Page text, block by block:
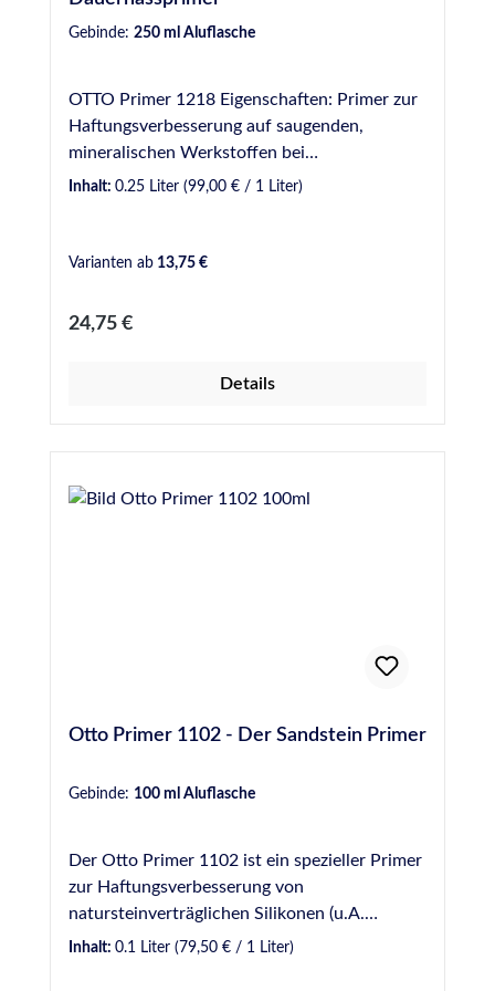
Gebinde: 250 ml Aluflasche
OTTO Primer 1218 Eigenschaften: Primer zur
Haftungsverbesserung auf saugenden,
mineralischen Werkstoffen bei
Dauernassbelastung. Ablüftezeit mindestens
Sicherheitsdatenblatt. Anwendungsgebiete:
mineralischen Werkstoffen (z. B. Beton,
Mörtel, Fugenmörtel) und Keramik. Für das
auf unglasierten keramischen Untergründen.
Inhalt: 0.25 Liter (99,00 € / 1 Liter)
Varianten ab 13,75 €
Regulärer Preis:
24,75 €
Details
Otto Primer 1102 - Der Sandstein Primer
Gebinde: 100 ml Aluflasche
Der Otto Primer 1102 ist ein spezieller Primer
zur Haftungsverbesserung von
natursteinverträglichen Silikonen (u.A.
Ottoseal S 70, Ottoseal S 117, Ottoseal S 130
Inhalt: 0.1 Liter (79,50 € / 1 Liter)